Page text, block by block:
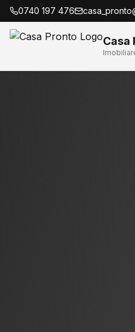
0740 197 476
Casa